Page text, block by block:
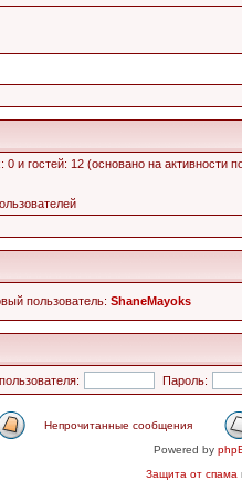
0 и гостей: 12 (основано на активности
пользователь: ShaneMayoks
Пароль:
Непрочитанные сообщения
Powered by
Защита от спама